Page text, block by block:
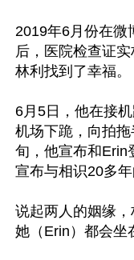
2019年6月份在微
后，医院检查证
林利找到了幸福。
6月5日，他在接
机场下跪，向拍
旬，他宣布和Erin
宣布与相识20多年
说起两人的姻缘，
她（Erin）都会坐